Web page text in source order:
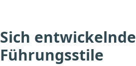
Sich entwickelnde
Führungsstile